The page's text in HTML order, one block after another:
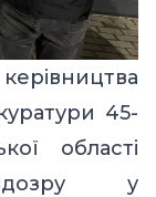
45-
області
у